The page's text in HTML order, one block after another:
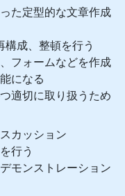
た定型的な文章作成
成、整頓を行う
フォームなどを作成
になる
適切に取り扱うため
カッション
行う
モンストレーション